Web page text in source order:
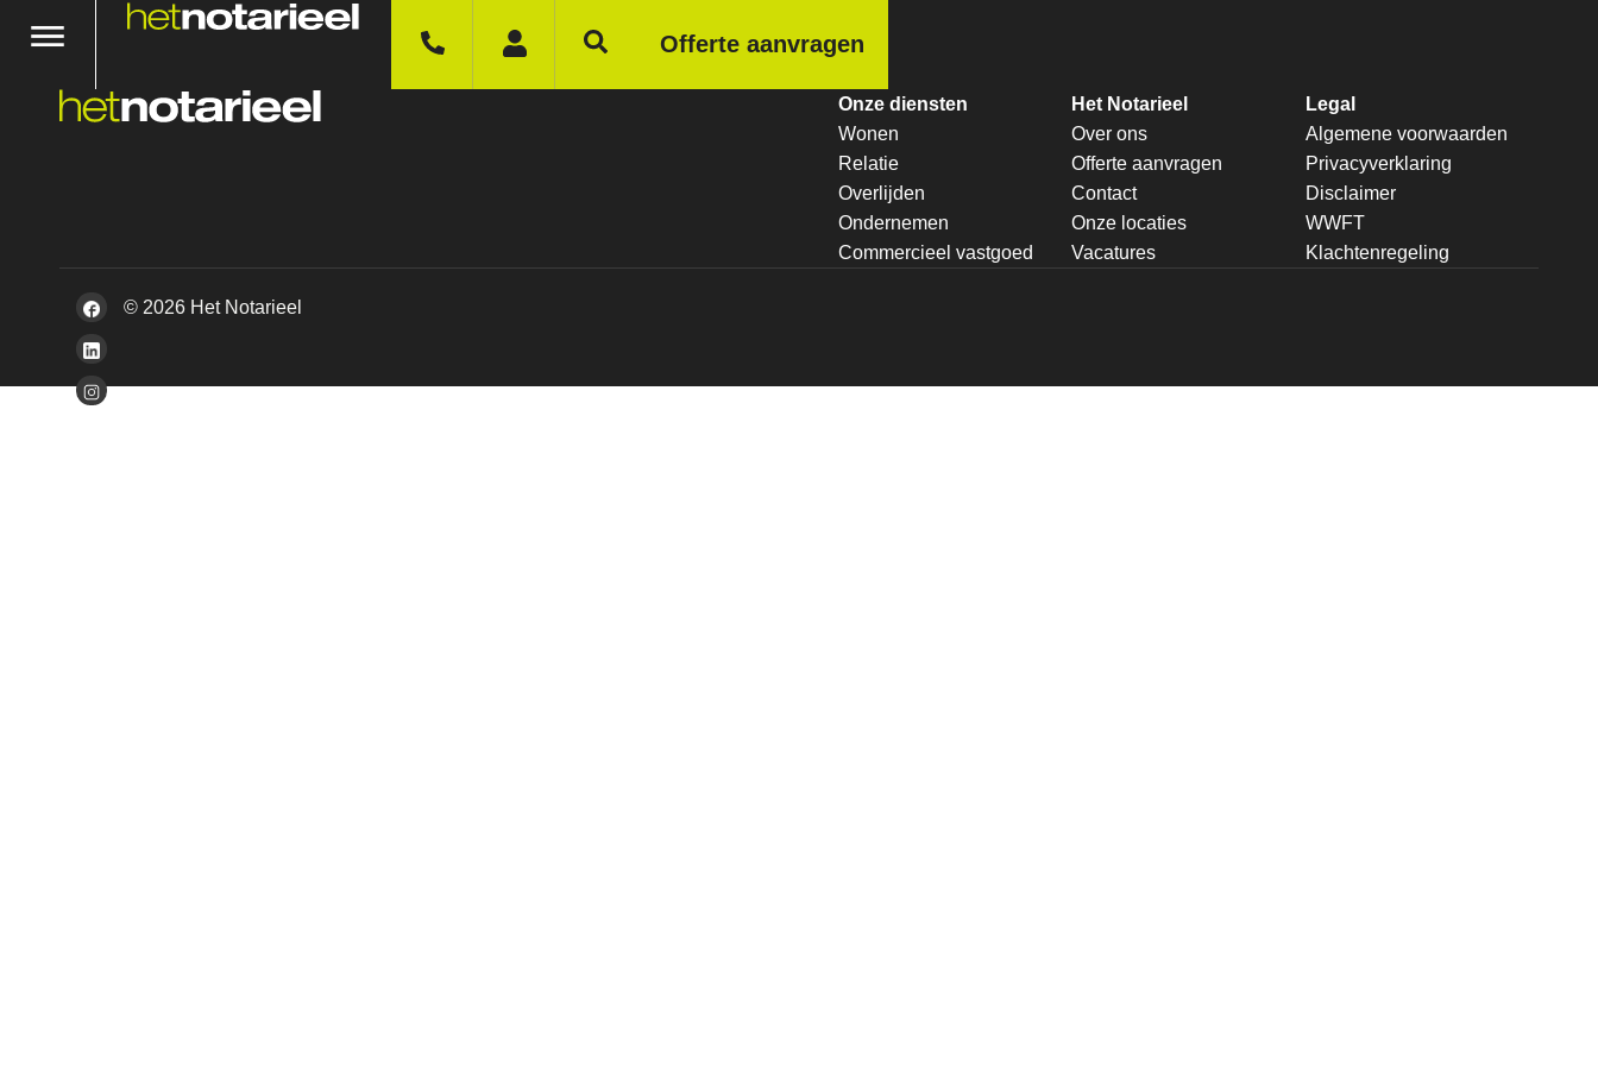
Offerte aanvragen
Onze diensten
Wonen
Relatie
Overlijden
Ondernemen
Commercieel vastgoed
Het Notarieel
Over ons
Offerte aanvragen
Contact
Onze locaties
Vacatures
Legal
Algemene voorwaarden
Privacyverklaring
Disclaimer
WWFT
Klachtenregeling
© 2026 Het Notarieel